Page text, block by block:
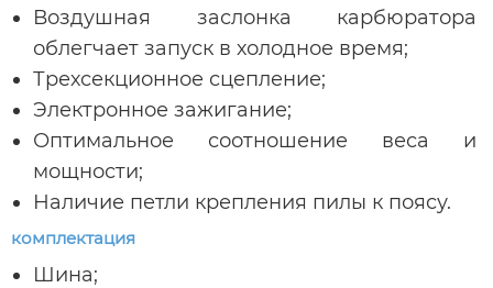
Воздушная заслонка карбюратора
облегчает запуск в холодное время;
Трехсекционное сцепление;
Электронное зажигание;
Оптимальное соотношение веса и
мощности;
Наличие петли крепления пилы к поясу.
комплектация
Шина;